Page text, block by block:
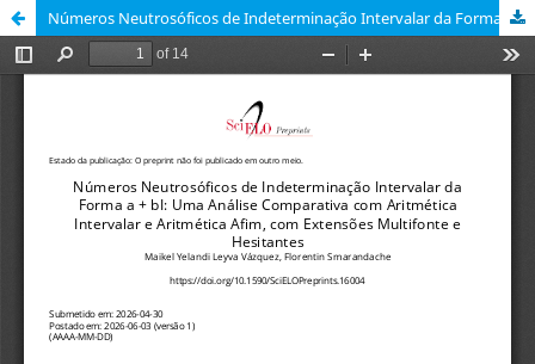
Números Neutrosóficos de Indeterminação Intervalar da Forma a + bI: Uma Análise Comparativa com Aritmética Intervalar e Aritmética Afim, com Extensões Multifonte e Hesitantes